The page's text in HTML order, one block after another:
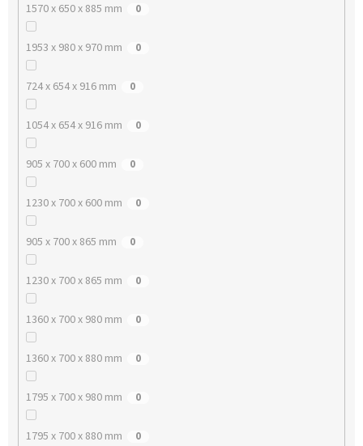
1570 x 650 x 885 mm 0
1953 x 980 x 970 mm 0
724 x 654 x 916 mm 0
1054 x 654 x 916 mm 0
905 x 700 x 600 mm 0
1230 x 700 x 600 mm 0
905 x 700 x 865 mm 0
1230 x 700 x 865 mm 0
1360 x 700 x 980 mm 0
1360 x 700 x 880 mm 0
1795 x 700 x 980 mm 0
1795 x 700 x 880 mm 0